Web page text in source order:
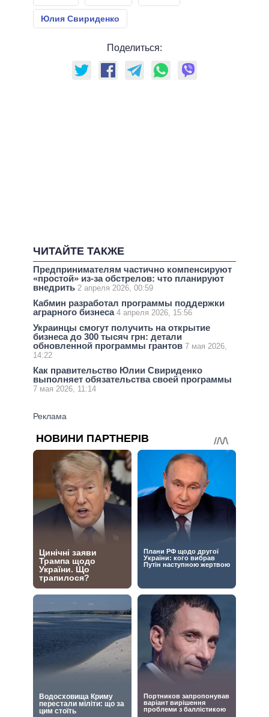
Юлия Свириденко
Поделиться:
ЧИТАЙТЕ ТАКЖЕ
Предпринимателям частично компенсируют
«простой» из-за обстрелов: что планируют
внедрить 2 апреля 2026, 00:59
Кабмин разработал программы поддержки
аграрного бизнеса 4 апреля 2026, 15:56
Украинцы смогут получить на открытие
бизнеса до 300 тысяч грн: детали
обновленной программы грантов 7 мая 2026,
14:22
Как правительство Юлии Свириденко
выполняет обязательства своей программы
7 мая 2026, 11:14